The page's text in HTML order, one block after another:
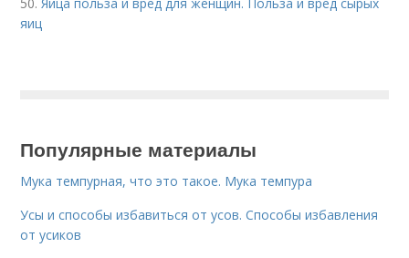
яиц
Популярные материалы
Мука темпурная, что это такое. Мука темпура
Усы и способы избавиться от усов. Способы избавления
от усиков